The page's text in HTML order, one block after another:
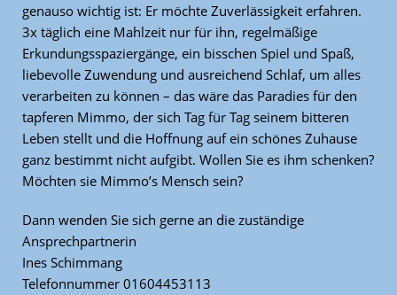
genauso wichtig ist: Er möchte Zuverlässigkeit erfahren.
3x täglich eine Mahlzeit nur für ihn, regelmäßige
Erkundungsspaziergänge, ein bisschen Spiel und Spaß,
liebevolle Zuwendung und ausreichend Schlaf, um alles
verarbeiten zu können – das wäre das Paradies für den
tapferen Mimmo, der sich Tag für Tag seinem bitteren
Leben stellt und die Hoffnung auf ein schönes Zuhause
ganz bestimmt nicht aufgibt. Wollen Sie es ihm schenken?
Möchten sie Mimmo’s Mensch sein?
Dann wenden Sie sich gerne an die zuständige
Ansprechpartnerin
Ines Schimmang
Telefonnummer 01604453113